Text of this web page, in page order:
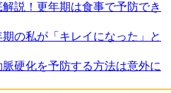
解説！更年期は食事で予防でき
の私が「キレイになった」と
脈硬化を予防する方法は意外に